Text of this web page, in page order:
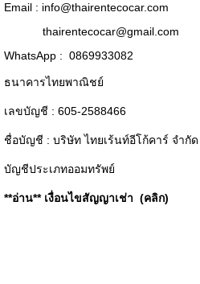
Email : info@thairentecocar.com
thairentecocar@gmail.com
WhatsApp : 0869933082
ธนาคารไทยพาณิชย์
เลขบัญชี : 605-2588466
ชื่อบัญชี : บริษัท ไทยเร้นท์อีโก้คาร์ จำกัด
บัญชีประเภทออมทรัพย์
**อ่าน** เงื่อนไขสัญญาเช่า (คลิก)